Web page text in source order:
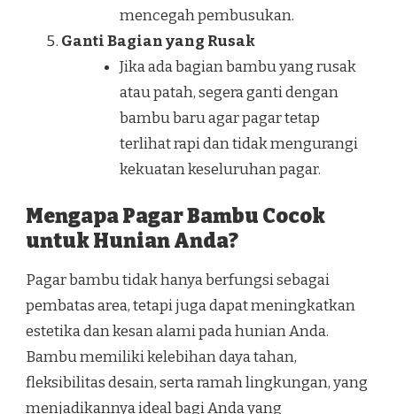
mencegah pembusukan.
Ganti Bagian yang Rusak
Jika ada bagian bambu yang rusak
atau patah, segera ganti dengan
bambu baru agar pagar tetap
terlihat rapi dan tidak mengurangi
kekuatan keseluruhan pagar.
Mengapa Pagar Bambu Cocok
untuk Hunian Anda?
Pagar bambu tidak hanya berfungsi sebagai
pembatas area, tetapi juga dapat meningkatkan
estetika dan kesan alami pada hunian Anda.
Bambu memiliki kelebihan daya tahan,
fleksibilitas desain, serta ramah lingkungan, yang
menjadikannya ideal bagi Anda yang